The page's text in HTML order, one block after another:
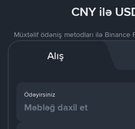
CNY ilə
Müxtəlif ödəniş metodları ilə Binance
Alış
Ödəyirsiniz